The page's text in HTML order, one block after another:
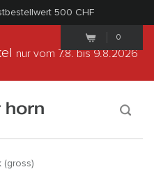
500 CHF
0
nur vom 7.8.bis 9.8.2026
(gross)